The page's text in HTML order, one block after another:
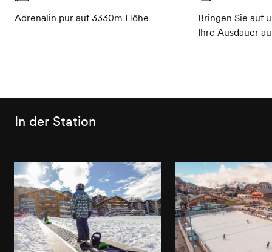
Adrenalin pur auf 3330m Höhe
Bringen Sie auf
Ihre Ausdauer
In der Station